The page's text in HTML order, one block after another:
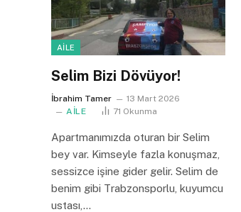
AİLE
Selim Bizi Dövüyor!
İbrahim Tamer
13 Mart 2026
AİLE
71 Okunma
Apartmanımızda oturan bir Selim
bey var. Kimseyle fazla konuşmaz,
sessizce işine gider gelir. Selim de
benim gibi Trabzonsporlu, kuyumcu
ustası,…